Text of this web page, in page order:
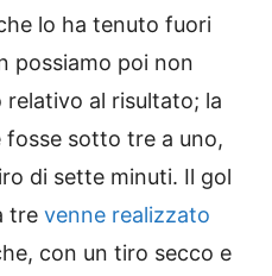
lo ha tenuto fuori
possiamo poi non
al risultato; la
fosse sotto tre a uno,
di sette minuti. Il gol
tre venne realizzato
con un tiro secco e